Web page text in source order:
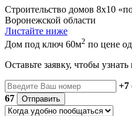
Строительство домов 8х10
Воронежской области
Листайте ниже
Дом под ключ 60м2 по цене
Оставьте заявку, чтобы
+7
67
Отправить